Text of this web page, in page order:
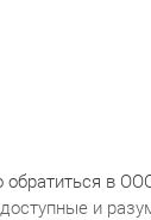
в
и